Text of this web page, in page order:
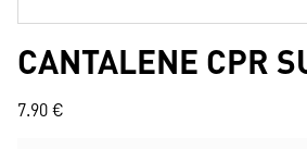
CANTALENE CPR
7.90 €